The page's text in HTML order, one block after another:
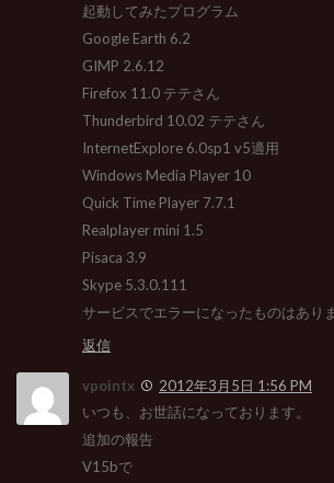
起動してみたプログラム
Google Earth 6.2
GIMP 2.6.12
Firefox 11.0 テテさん
Thunderbird 10.02 テテさん
InternetExplore 6.0sp1 v5適用
Windows Media Player 10
Quick Time Player 7.7.1
Realplayer mini 1.5
Pisaca 3.9
Skype 5.3.0.111
サービスでエラーになったものはあり
返信
vpointx
2012年3月5日 1:56 PM
いつも、お世話になっております。
追加の報告
V15bで